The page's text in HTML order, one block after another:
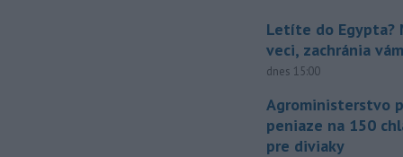
Letíte do
veci, zachránia
dnes 15:00
Agroministerstvo
peniaze na 150
pre diviaky